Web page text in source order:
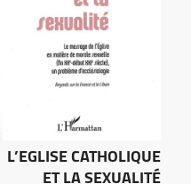
L’EGLISE CATHOLIQUE
ET LA SEXUALITÉ